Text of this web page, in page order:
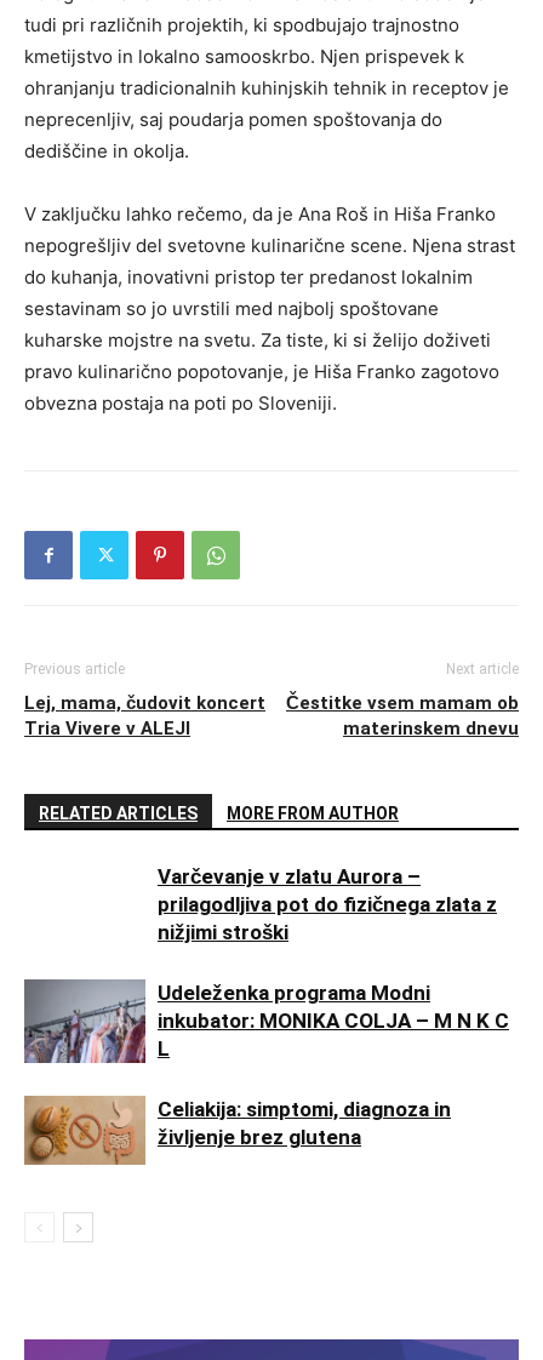
tudi pri različnih projektih, ki spodbujajo trajnostno
kmetijstvo in lokalno samooskrbo. Njen prispevek k
ohranjanju tradicionalnih kuhinjskih tehnik in receptov je
neprecenljiv, saj poudarja pomen spoštovanja do
dediščine in okolja.
V zaključku lahko rečemo, da je Ana Roš in Hiša Franko
nepogrešljiv del svetovne kulinarične scene. Njena strast
do kuhanja, inovativni pristop ter predanost lokalnim
sestavinam so jo uvrstili med najbolj spoštovane
kuharske mojstre na svetu. Za tiste, ki si želijo doživeti
pravo kulinarično popotovanje, je Hiša Franko zagotovo
obvezna postaja na poti po Sloveniji.
Previous article
Lej, mama, čudovit koncert
Tria Vivere v ALEJI
Next article
Čestitke vsem mamam ob
materinskem dnevu
RELATED ARTICLES MORE FROM AUTHOR
Varčevanje v zlatu Aurora –
prilagodljiva pot do fizičnega zlata z
nižjimi stroški
Udeleženka programa Modni
inkubator: MONIKA COLJA – M N K C
L
Celiakija: simptomi, diagnoza in
življenje brez glutena